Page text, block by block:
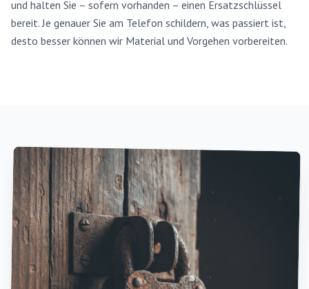
und halten Sie – sofern vorhanden – einen Ersatzschlüssel
bereit. Je genauer Sie am Telefon schildern, was passiert ist,
desto besser können wir Material und Vorgehen vorbereiten.